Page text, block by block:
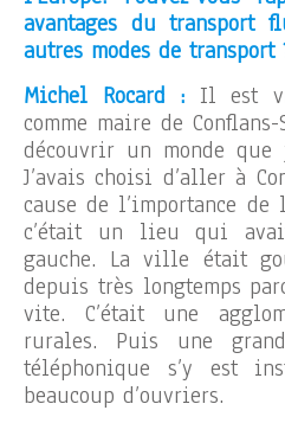
avantages du transport
autres modes de transport
Michel Rocard : Il est
comme maire de
découvrir un monde que
J’avais choisi d’aller à
cause de l’importance
c’était un lieu qui
gauche. La ville était
depuis très longtemps
vite. C’était une
rurales. Puis une
téléphonique s’y est
beaucoup d’ouvriers.